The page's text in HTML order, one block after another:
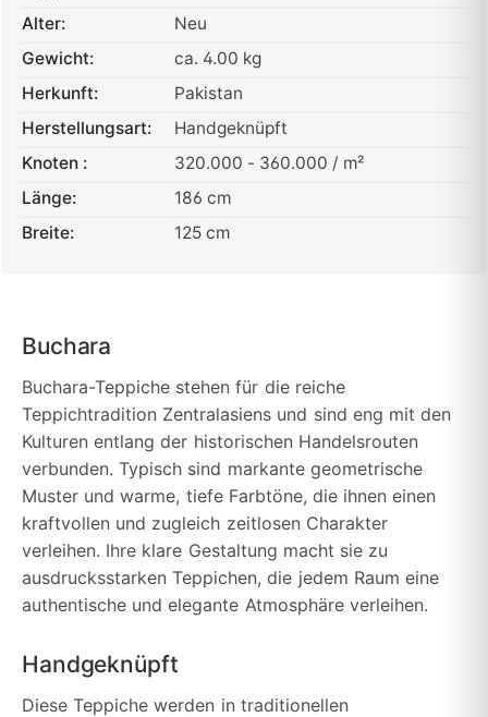
Alter:
Neu
Gewicht:
ca. 4.00 kg
Herkunft:
Pakistan
Herstellungsart:
Handgeknüpft
Knoten :
320.000 - 360.000 / m²
Länge:
186 cm
Breite:
125 cm
Buchara
Buchara-Teppiche stehen für die reiche
Teppichtradition Zentralasiens und sind eng mit den
Kulturen entlang der historischen Handelsrouten
verbunden. Typisch sind markante geometrische
Muster und warme, tiefe Farbtöne, die ihnen einen
kraftvollen und zugleich zeitlosen Charakter
verleihen. Ihre klare Gestaltung macht sie zu
ausdrucksstarken Teppichen, die jedem Raum eine
authentische und elegante Atmosphäre verleihen.
Handgeknüpft
Diese Teppiche werden in traditionellen